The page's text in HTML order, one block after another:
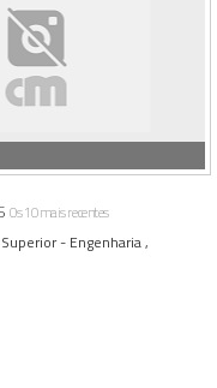
Os 10 mais recentes
- Engenharia ,